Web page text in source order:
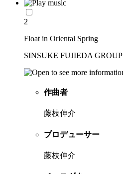
2
Float in Oriental Spring
SINSUKE FUJIEDA GROUP
作曲者
藤枝伸介
プロデューサー
藤枝伸介